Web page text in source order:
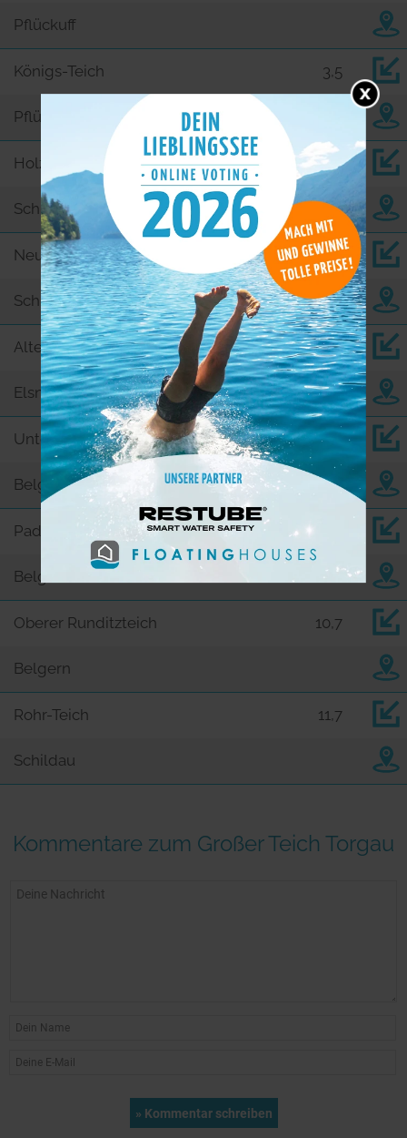
Pflückuff
Königs-Teich 3,5
Pflückuff
Holz-Teich 6,6
Schildau
Neumühl-Teich 8,4
Schildau
Alte Elbe 9,6
Elsnig
Unterer Runditzteich 10,7
Belgern
Paditz Teich
Belgern
Oberer Runditzteich 10,7
Belgern
Rohr-Teich 11,7
Schildau
Kommentare zum Großer Teich Torgau